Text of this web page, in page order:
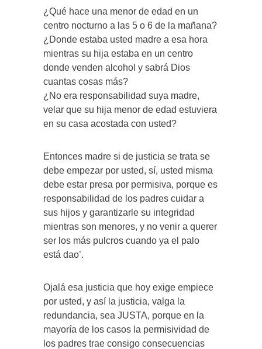
¿Qué hace una menor de edad en un
centro nocturno a las 5 o 6 de la mañana?
¿Donde estaba usted madre a esa hora
mientras su hija estaba en un centro
donde venden alcohol y sabrá Dios
cuantas cosas más?
¿No era responsabilidad suya madre,
velar que su hija menor de edad estuviera
en su casa acostada con usted?
Entonces madre si de justicia se trata se
debe empezar por usted, sí, usted misma
debe estar presa por permisiva, porque es
responsabilidad de los padres cuidar a
sus hijos y garantizarle su integridad
mientras son menores, y no venir a querer
ser los más pulcros cuando ya el palo
está dao’.
Ojalá esa justicia que hoy exige empiece
por usted, y así la justicia, valga la
redundancia, sea JUSTA, porque en la
mayoría de los casos la permisividad de
los padres trae consigo consecuencias